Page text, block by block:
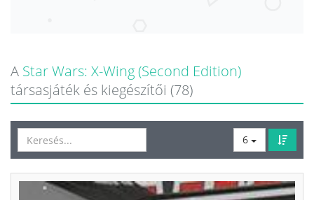
A Star Wars: X-Wing (Second Edition)
társasjáték és kiegészítői (78)
6